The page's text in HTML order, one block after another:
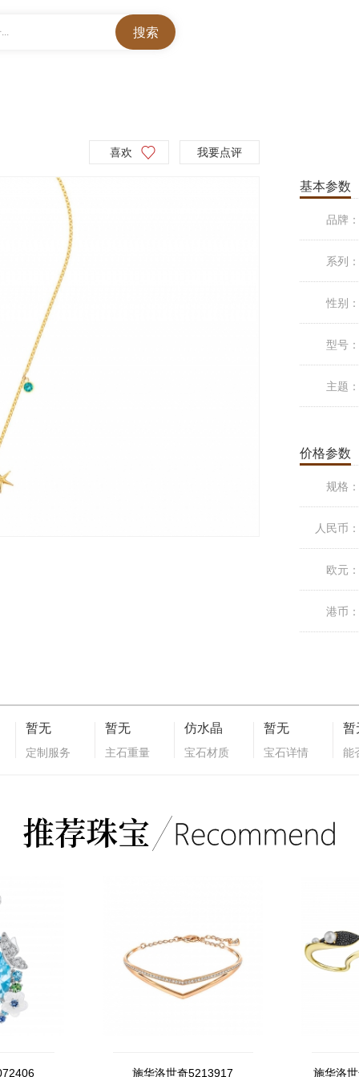
喜欢 我要点评
基本参数
品牌：
系列：
性别：
型号：
主题：
价格参数
规格：
人民币：
欧元：
港币：
暂无
定制服务
暂无
主石重量
仿水晶
宝石材质
暂无
宝石详情
暂
能
施华洛世奇5213917 施华洛